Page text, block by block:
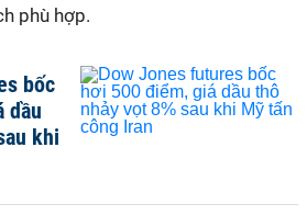
phù hợp.
bốc
dầu
khi